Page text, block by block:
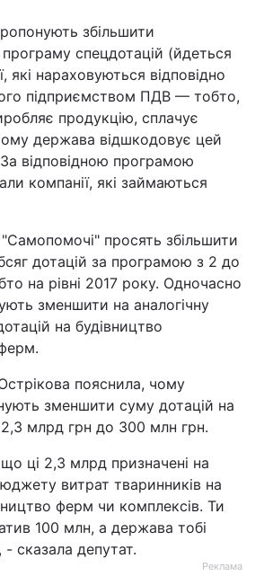
збільшити
спецдотацій (йдеться
які нараховуються відповідно
підприємством ПДВ — тобто,
продукцію, сплачує
держава відшкодовує цей
відповідною програмою
компанії, які займаються
"Самопомочі" просять збільшити
дотацій за програмою з 2 до
на рівні 2017 року. Одночасно
зменшити на аналогічну
на будівництво
пояснила, чому
зменшити суму дотацій на
млрд грн до 300 млн грн.
ці 2,3 млрд призначені на
витрат тваринників на
ферм чи комплексів. Ти
100 млн, а держава тобі
сказала депутат.
Реклама